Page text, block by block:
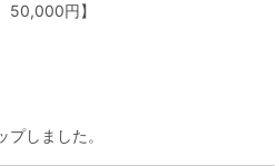
円】
しました。